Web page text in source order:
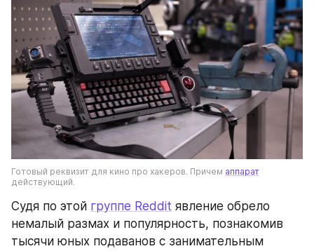
Готовый реквизит для кино про хакеров. Причем аппарат
действующий.
Судя по этой группе Reddit явление обрело
немалый размах и популярность, познакомив
тысячи юных подаванов с занимательным